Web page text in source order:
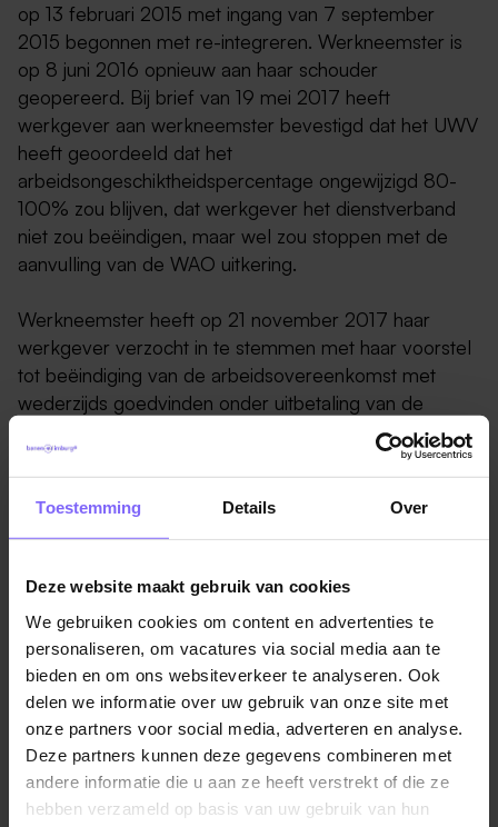
Toestemming Details Over
Deze website maakt gebruik van cookies
We gebruiken cookies om content en advertenties te
personaliseren, om vacatures via social media aan te
bieden en om ons websiteverkeer te analyseren. Ook
delen we informatie over uw gebruik van onze site met
onze partners voor social media, adverteren en analyse.
Deze partners kunnen deze gegevens combineren met
andere informatie die u aan ze heeft verstrekt of die ze
hebben verzameld op basis van uw gebruik van hun
op 13 februari 2015 met ingang van 7 september
2015 begonnen met re-integreren. Werkneemster is
op 8 juni 2016 opnieuw aan haar schouder
geopereerd. Bij brief van 19 mei 2017 heeft
werkgever aan werkneemster bevestigd dat het UWV
heeft geoordeeld dat het
arbeidsongeschiktheidspercentage ongewijzigd 80-
100% zou blijven, dat werkgever het dienstverband
niet zou beëindigen, maar wel zou stoppen met de
aanvulling van de WAO uitkering.
Werkneemster heeft op 21 november 2017 haar
werkgever verzocht in te stemmen met haar voorstel
tot beëindiging van de arbeidsovereenkomst met
wederzijds goedvinden onder uitbetaling van de
wettelijke transitievergoeding. Werkgever heeft dit
echter geweigerd.
De zaak is vervolgens voor werkneemster
voorgelegd aan de bevoegde kantonrechter.
Werkneemster heeft in eerste aanleg onder meer
bevelen tot opzegging van de arbeidsovereenkomst
onder toekenning van de transitievergoeding. De
kantonrechter heeft de vordering van werkneemster
toegewezen.
Tegen de beslissing van de kantonrechter en de
daaraan ten grondslag gelegde motivering is
werkgever echter in hoger beroep gegaan.